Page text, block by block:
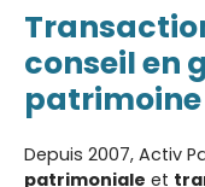
conseil en
patrimoine